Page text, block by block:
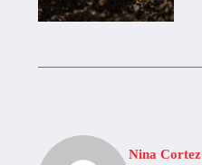
Nina Cortez